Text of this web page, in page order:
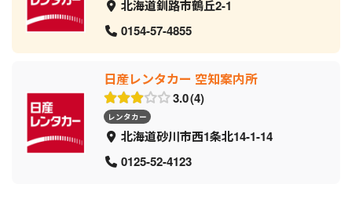
北海道釧路市鶴丘2-1
0154-57-4855
日産レンタカー 空知案内所
3.0 4
レンタカー
北海道砂川市西1条北14-1-14
0125-52-4123